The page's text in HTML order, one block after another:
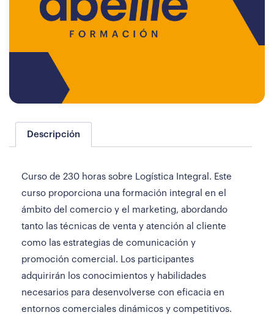
Descripción
Curso de 230 horas sobre Logística Integral. Este
curso proporciona una formación integral en el
ámbito del comercio y el marketing, abordando
tanto las técnicas de venta y atención al cliente
como las estrategias de comunicación y
promoción comercial. Los participantes
adquirirán los conocimientos y habilidades
necesarios para desenvolverse con eficacia en
entornos comerciales dinámicos y competitivos.